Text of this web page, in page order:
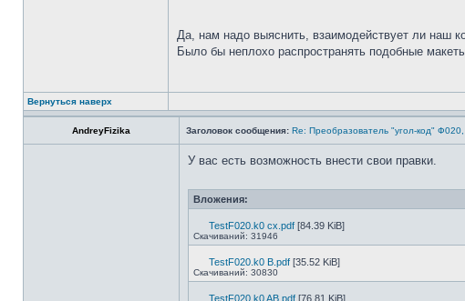
Да, нам надо выяснить, взаимодействует ли наш
Было бы неплохо распространять подобные
Вернуться наверх
AndreyFizika Заголовок сообщения: Re: Преобразователь "угол-код"
У вас есть возможность внести свои правки.
Вложения:
TestF020.k0 cx.pdf [84.39 KiB]
Скачиваний: 31946
TestF020.k0 B.pdf [35.52 KiB]
Скачиваний: 30830
TestF020.k0 AB.pdf [76.81 KiB]